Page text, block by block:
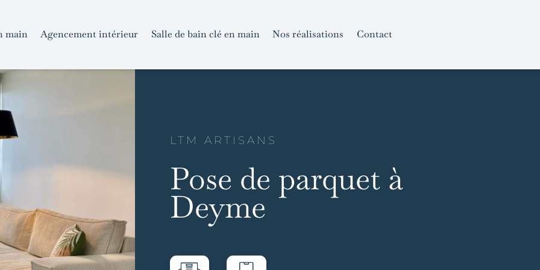
main Agencement intérieur Salle de bain clé en main Nos réalisations Contact
LTM ARTISANS
Pose de parquet à
Deyme